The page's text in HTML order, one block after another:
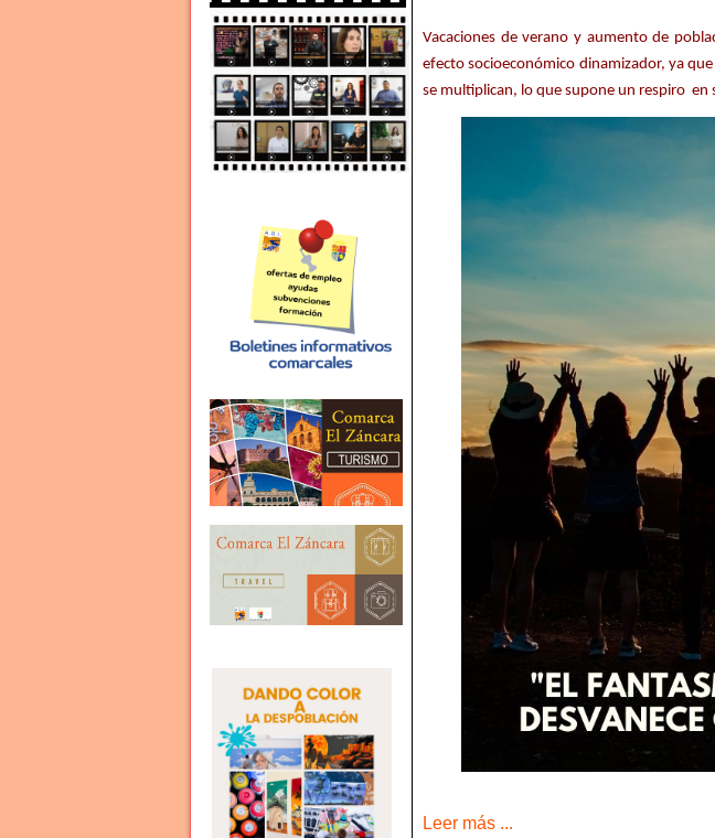
Vacaciones de verano y aumento de
efecto socioeconómico dinamizador, ya
se multiplican, lo que supone un respiro en
Leer más ...